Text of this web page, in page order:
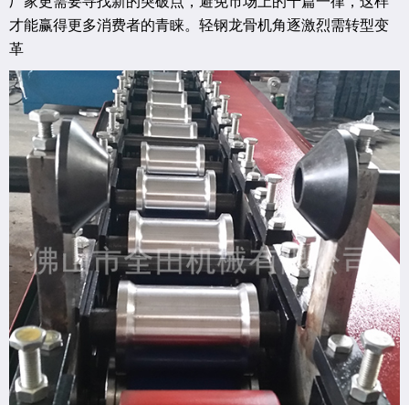
才能赢得更多消费者的青睐。轻钢龙骨机角逐激烈需转型变
革